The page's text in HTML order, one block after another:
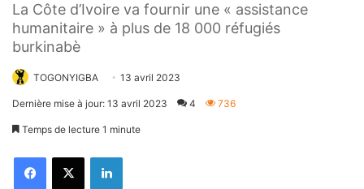
La Côte d’Ivoire va fournir une « assistance
humanitaire » à plus de 18 000 réfugiés
burkinabè
TOGONYIGBA 13 avril 2023
Dernière mise à jour: 13 avril 2023 4 736
Temps de lecture 1 minute
FacebookX Linkedin